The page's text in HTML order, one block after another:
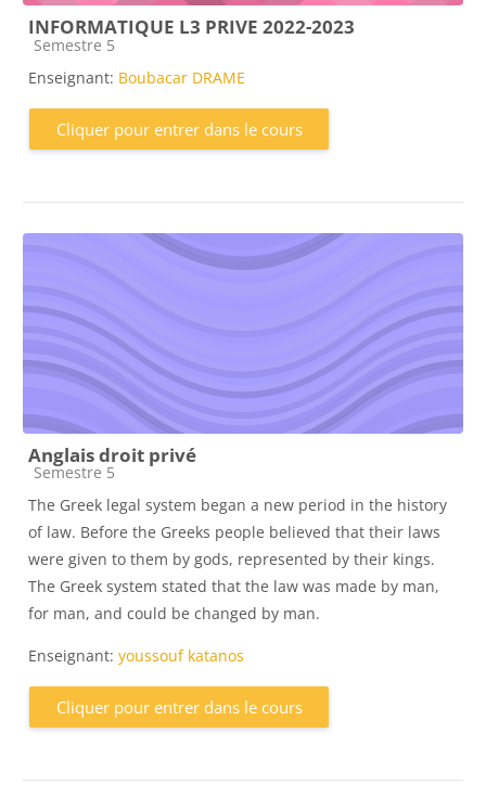
INFORMATIQUE L3 PRIVE 2022-2023
Catégorie de cours
Semestre 5
Enseignant: Boubacar DRAME
Cliquer pour entrer dans le cours
Anglais droit privé
Catégorie de cours
Semestre 5
The Greek legal system began a new period in the history
of law. Before the Greeks people believed that their laws
were given to them by gods, represented by their kings.
The Greek system stated that the law was made by man,
for man, and could be changed by man.
Enseignant: youssouf katanos
Cliquer pour entrer dans le cours